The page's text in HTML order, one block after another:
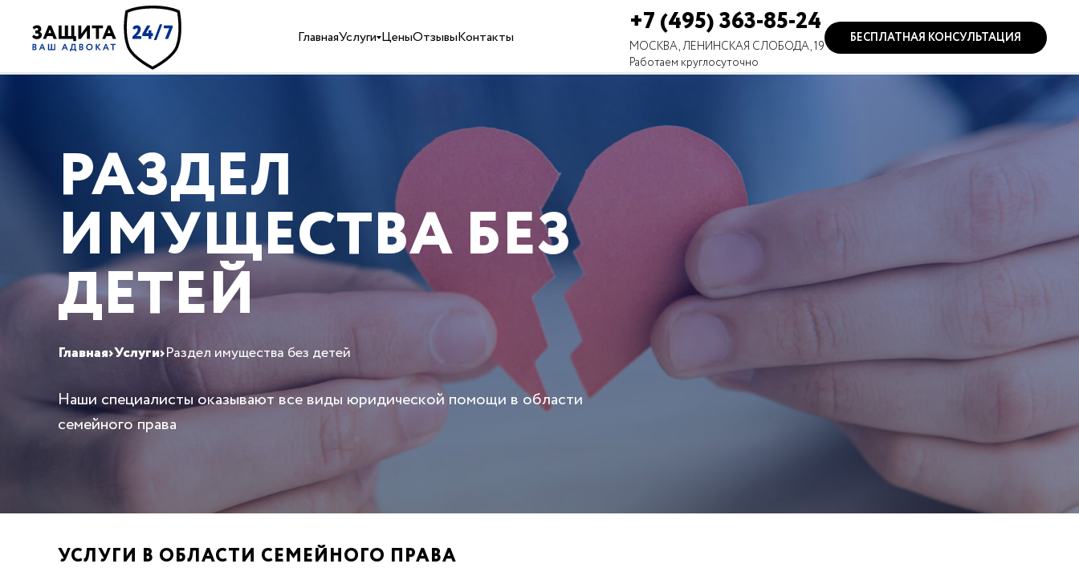
ГлавнаяУслуги ЦеныОтзывыКонтакты +7 (495) 363-85-24
МОСКВА, ЛЕНИНСКАЯ СЛОБОДА, 19
Работаем круглосуточно
БЕСПЛАТНАЯ КОНСУЛЬТАЦИЯ
РАЗДЕЛ
ИМУЩЕСТВА БЕЗ
ДЕТЕЙ
Главная›Услуги›Раздел имущества без детей
Наши специалисты оказывают все виды юридической помощи в области
семейного права
УСЛУГИ В ОБЛАСТИ СЕМЕЙНОГО ПРАВА